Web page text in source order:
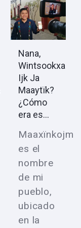
Nana,
Wintsookxa
Ijk Ja
Maaytïk?
¿Cómo
era es...
Maaxïnkojm
es el
nombre
de mi
pueblo,
ubicado
en la